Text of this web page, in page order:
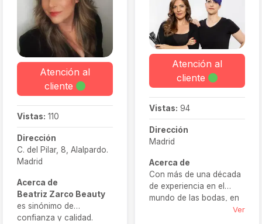
Atención al
cliente
Vistas: 110
Dirección
C. del Pilar, 8, Alalpardo.
Madrid
Acerca de
Beatriz Zarco Beauty
es sinónimo de
confianza y calidad.
Atención al
cliente
Vistas: 94
Dirección
Madrid
Acerca de
Con más de una década
de experiencia en el
mundo de las bodas, en
Ver